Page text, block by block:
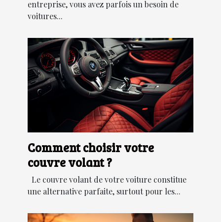
entreprise, vous avez parfois un besoin de
voitures...
Comment choisir votre
couvre volant ?
Le couvre volant de votre voiture constitue
une alternative parfaite, surtout pour les...